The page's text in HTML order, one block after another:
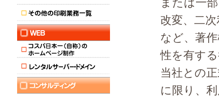
改変、二
など、著
性を有す
当社との
に限り、